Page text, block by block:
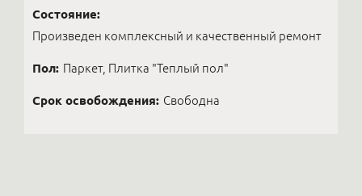
Состояние:
Произведен комплексный и качественный ремонт
Пол: Паркет, Плитка "Теплый пол"
Срок освобождения: Свободна